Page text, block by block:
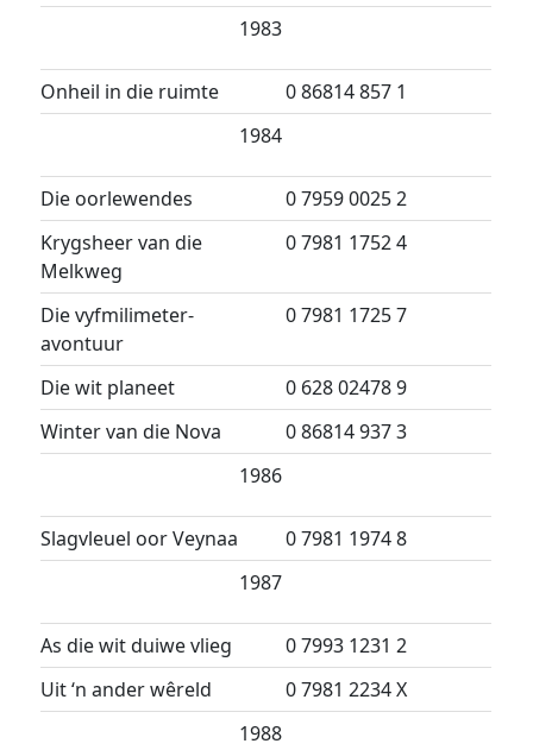
1983
Onheil in die ruimte
0 86814 857 1
1984
Die oorlewendes
0 7959 0025 2
Krygsheer van die
Melkweg
0 7981 1752 4
Die vyfmilimeter-
avontuur
0 7981 1725 7
Die wit planeet
0 628 02478 9
Winter van die Nova
0 86814 937 3
1986
Slagvleuel oor Veynaa
0 7981 1974 8
1987
As die wit duiwe vlieg
0 7993 1231 2
Uit ‘n ander wêreld
0 7981 2234 X
1988